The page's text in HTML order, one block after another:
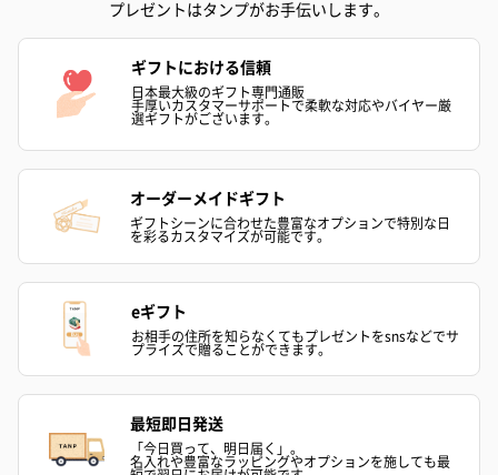
プレゼントはタンプがお手伝いします。
ギフトにおける信頼
日本最大級のギフト専門通販
手厚いカスタマーサポートで柔軟な対応やバイヤー厳
選ギフトがございます。
オーダーメイドギフト
ギフトシーンに合わせた豊富なオプションで特別な日
を彩るカスタマイズが可能です。
eギフト
お相手の住所を知らなくてもプレゼントをsnsなどでサ
プライズで贈ることができます。
最短即日発送
「今日買って、明日届く」。
名入れや豊富なラッピングやオプションを施しても最